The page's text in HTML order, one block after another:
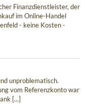
Finanzdienstleister, der
im Online-Handel
- keine Kosten -
unproblematisch.
vom Referenzkonto war
[...]